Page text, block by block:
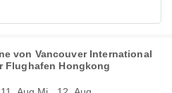
von Vancouver International
Flughafen Hongkong